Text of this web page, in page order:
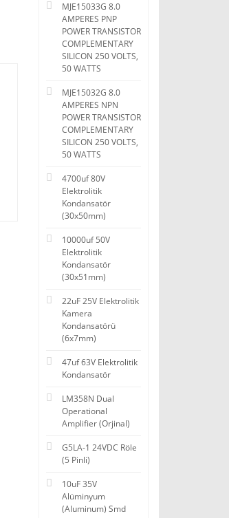
MJE15033G 8.0
AMPERES PNP
POWER TRANSISTOR
COMPLEMENTARY
SILICON 250 VOLTS,
50 WATTS
MJE15032G 8.0
AMPERES NPN
POWER TRANSISTOR
COMPLEMENTARY
SILICON 250 VOLTS,
50 WATTS
4700uf 80V
Elektrolitik
Kondansatör
(30x50mm)
10000uf 50V
Elektrolitik
Kondansatör
(30x51mm)
22uF 25V Elektrolitik
Kamera
Kondansatörü
(6x7mm)
47uf 63V Elektrolitik
Kondansatör
LM358N Dual
Operational
Amplifier (Orjinal)
G5LA-1 24VDC Röle
(5 Pinli)
10uF 35V
Alüminyum
(Aluminum) Smd